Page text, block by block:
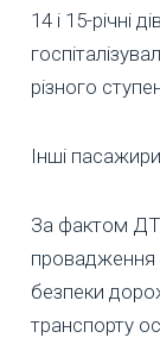
14 і 15-річні
різного
Інші
За фактом
провадження
безпеки
транспорту